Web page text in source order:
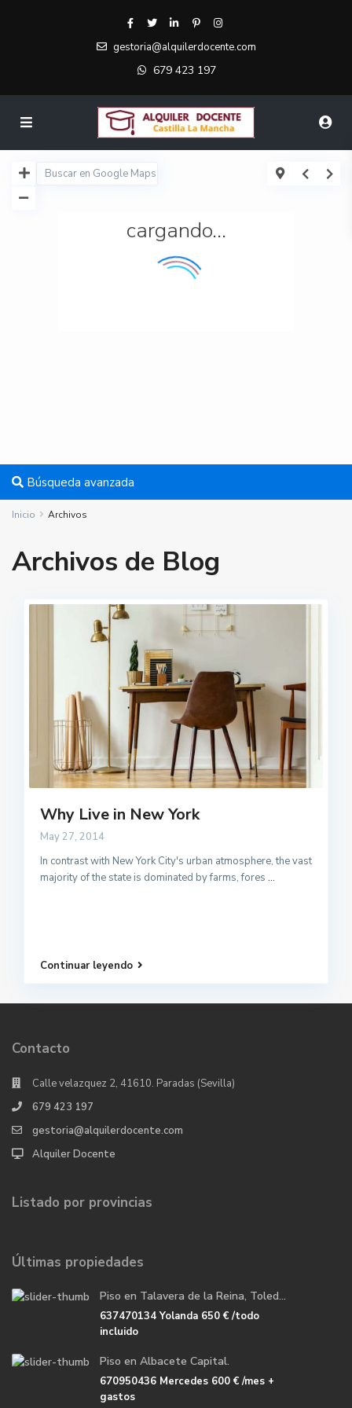
gestoria@alquilerdocente.com
679 423 197
cargando...
Búsqueda avanzada
Inicio Archivos
Archivos de Blog
Why Live in New York
May 27, 2014
In contrast with New York City's urban atmosphere, the vast
majority of the state is dominated by farms, fores ...
Continuar leyendo
Contacto
Calle velazquez 2, 41610. Paradas (Sevilla)
679 423 197
gestoria@alquilerdocente.com
Alquiler Docente
Listado por provincias
Últimas propiedades
Piso en Talavera de la Reina, Toled...
637470134 Yolanda 650 €/todo
incluido
Piso en Albacete Capital.
670950436 Mercedes 600 €/mes +
gastos